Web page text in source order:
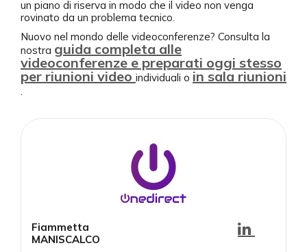
un piano di riserva in modo che il video non venga
rovinato da un problema tecnico.
Nuovo nel mondo delle videoconferenze? Consulta la
nostra guida completa alle
videoconferenze e preparati oggi stesso
per riunioni video individuali o in sala riunioni
.
Fiammetta
MANISCALCO